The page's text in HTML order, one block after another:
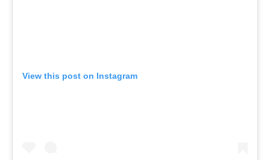
View this post on Instagram